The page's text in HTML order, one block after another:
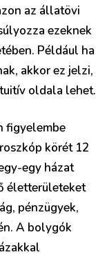
az állatövi
ezeknek
Például ha
akkor ez jelzi,
oldala lehet.
figyelembe
körét 12
egy házat
életterületeket
pénzügyek,
A bolygók